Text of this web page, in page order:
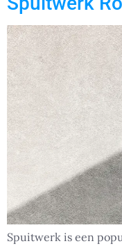
Spuitwerk is een